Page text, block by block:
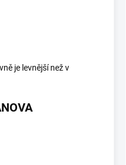
je levnější než v